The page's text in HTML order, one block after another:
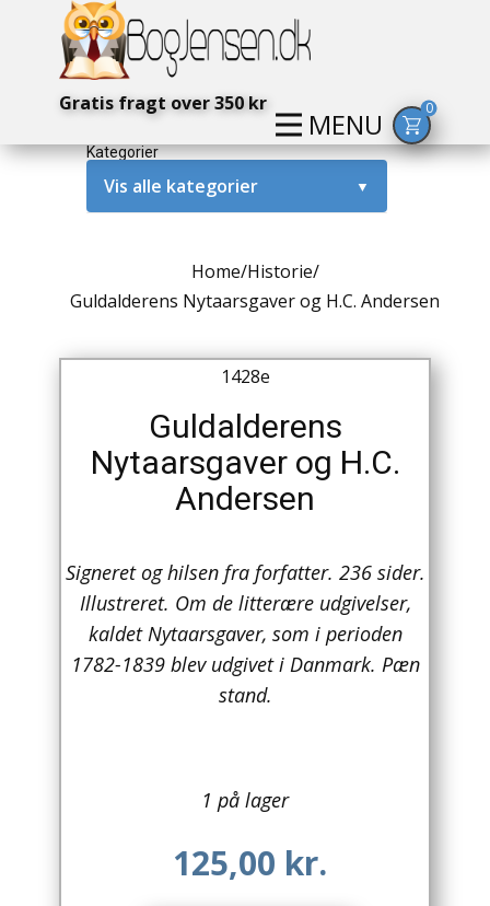
MENU
Gratis fragt over 350 kr 0
Kategorier
Vis alle kategorier ▼
Amerika / USA
Antikke / Specielle Bøger
Antikviteter
Arkæologi
Asien
Australien
Biografier / Erindringer
Computer / IT
Home/Historie/
Guldalderens Nytaarsgaver og H.C. Andersen
1428e
Guldalderens
Nytaarsgaver og H.C.
Andersen
Signeret og hilsen fra forfatter. 236 sider.
Illustreret. Om de litterære udgivelser,
kaldet Nytaarsgaver, som i perioden
1782-1839 blev udgivet i Danmark. Pæn
stand.
1 på lager
125,00 kr.